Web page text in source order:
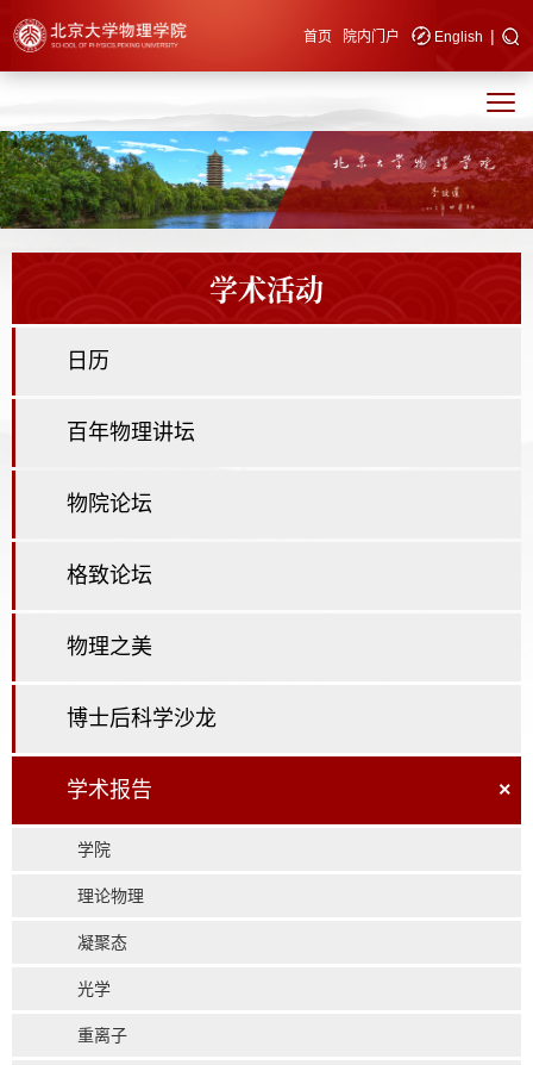
快速导航 首页 院内门户 English |
学术活动
日历
百年物理讲坛
物院论坛
格致论坛
物理之美
博士后科学沙龙
学术报告 ×
学院
理论物理
凝聚态
光学
重离子